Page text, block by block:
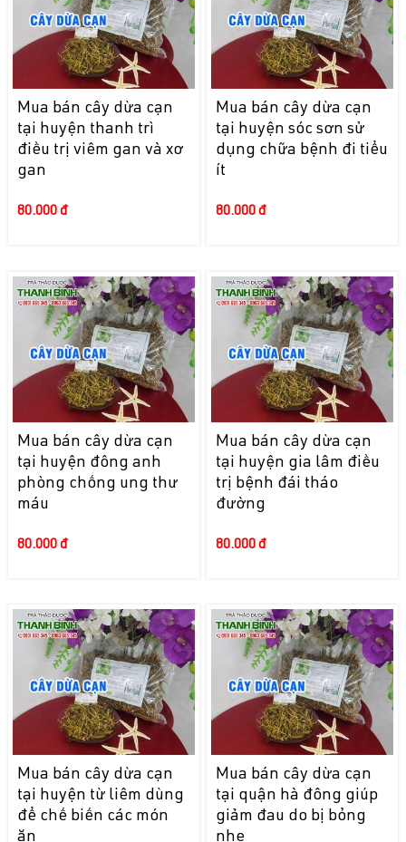
Mua bán cây dừa cạn
tại huyện thanh trì
điều trị viêm gan và xơ
gan
80.000 đ
Mua bán cây dừa cạn
tại huyện sóc sơn sử
dụng chữa bệnh đi tiểu
ít
80.000 đ
Mua bán cây dừa cạn
tại huyện đông anh
phòng chống ung thư
máu
80.000 đ
Mua bán cây dừa cạn
tại huyện gia lâm điều
trị bệnh đái tháo
đường
80.000 đ
Mua bán cây dừa cạn
tại huyện từ liêm dùng
để chế biến các món
ăn
Mua bán cây dừa cạn
tại quận hà đông giúp
giảm đau do bị bỏng
nhẹ